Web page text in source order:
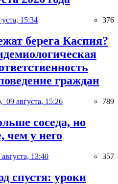
15:34 376
берега Каспия?
граждан
09 августа, 15:26 789
соседа, но
чем у него
августа, 13:40 357
спустя: уроки